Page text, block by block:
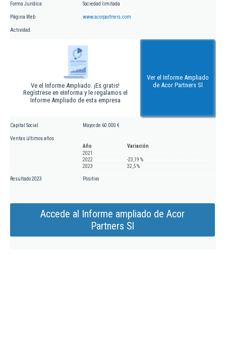
Forma Jurídica Sociedad limitada
Página Web www.acorpartners.com
Actividad
Ve el Informe Ampliado. ¡Es gratis!
Regístrese en eInforma y le regalamos el
Informe Ampliado de esta empresa
Ver el Informe Ampliado
de Acor Partners Sl
Capital Social Mayor de 60.000 €
Ventas últimos años
Año
Variación
2021
2022
-23,19 %
2023
32,5 %
Resultado 2023 Positivo
Accede al Informe ampliado de Acor
Partners Sl